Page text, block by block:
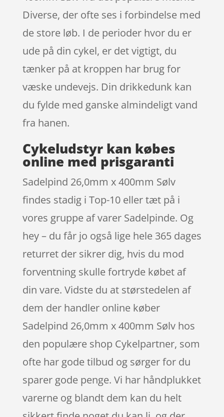
Diverse, der ofte ses i forbindelse med
de store løb. I de perioder hvor du er
ude på din cykel, er det vigtigt, du
tænker på at kroppen har brug for
væske undevejs. Din drikkedunk kan
du fylde med ganske almindeligt vand
fra hanen.
Cykeludstyr kan købes
online med prisgaranti
Sadelpind 26,0mm x 400mm Sølv
findes stadig i Top-10 eller tæt på i
vores gruppe af varer Sadelpinde. Og
hey – du får jo også lige hele 365 dages
returret der sikrer dig, hvis du mod
forventning skulle fortryde købet af
din vare. Vidste du at størstedelen af
dem der handler online køber
Sadelpind 26,0mm x 400mm Sølv hos
den populære shop Cykelpartner, som
ofte har gode tilbud og sørger for du
sparer gode penge. Vi har håndplukket
varerne og blandt dem kan du helt